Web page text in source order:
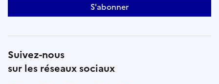
S'abonner
Suivez-nous
sur les réseaux sociaux